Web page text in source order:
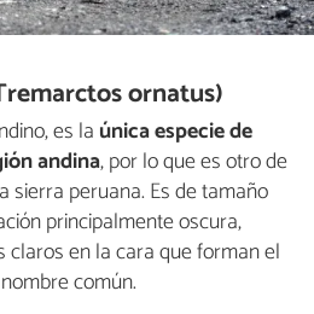
ornatus)
es la única especie de
andina, por lo que es otro de
sierra peruana. Es de tamaño
principalmente oscura,
en la cara que forman el
común.